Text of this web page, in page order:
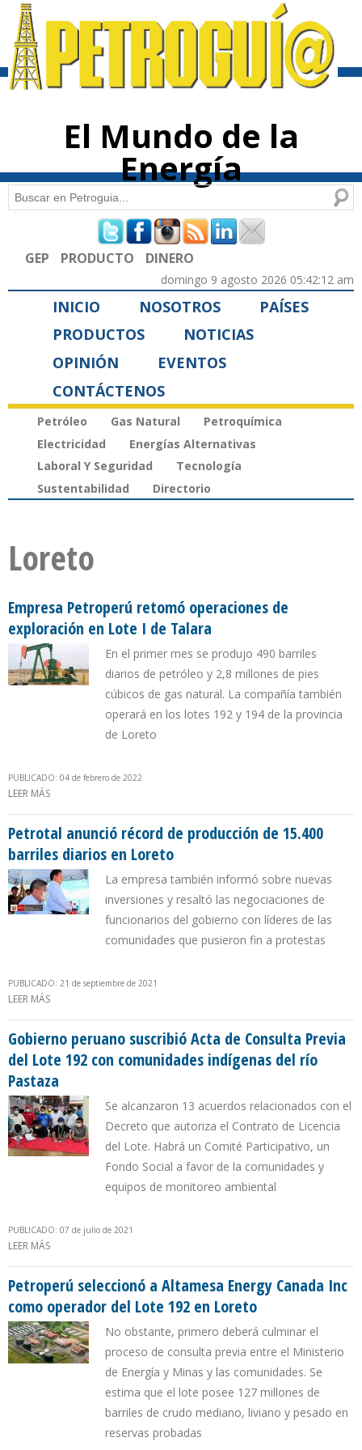
contenido
El Mundo de la
Energía
Formulario de búsqueda
Buscar
GEP PRODUCTO DINERO
domingo 9 agosto 2026 05:42:12 am
INICIO NOSOTROS
PAÍSES
PRODUCTOS
NOTICIAS
OPINIÓN
EVENTOS
CONTÁCTENOS
Petróleo Gas Natural
Petroquímica
Electricidad
Energías Alternativas
Laboral Y Seguridad
Tecnología
Sustentabilidad
Directorio
Loreto
Empresa Petroperú retomó operaciones de
exploración en Lote I de Talara
En el primer mes se produjo 490 barriles
diarios de petróleo y 2,8 millones de pies
cúbicos de gas natural. La compañía también
operará en los lotes 192 y 194 de la provincia
de Loreto
PUBLICADO: 04 de febrero de 2022
LEER MÁS
Petrotal anunció récord de producción de 15.400
barriles diarios en Loreto
La empresa también informó sobre nuevas
inversiones y resaltó las negociaciones de
funcionarios del gobierno con líderes de las
comunidades que pusieron fin a protestas
PUBLICADO: 21 de septiembre de 2021
LEER MÁS
Gobierno peruano suscribió Acta de Consulta Previa
del Lote 192 con comunidades indígenas del río
Pastaza
Se alcanzaron 13 acuerdos relacionados con el
Decreto que autoriza el Contrato de Licencia
del Lote. Habrá un Comité Participativo, un
Fondo Social a favor de la comunidades y
equipos de monitoreo ambiental
PUBLICADO: 07 de julio de 2021
LEER MÁS
PASTAZA
Petroperú seleccionó a Altamesa Energy Canada Inc
como operador del Lote 192 en Loreto
No obstante, primero deberá culminar el
proceso de consulta previa entre el Ministerio
de Energía y Minas y las comunidades. Se
estima que el lote posee 127 millones de
barriles de crudo mediano, liviano y pesado en
reservas probadas